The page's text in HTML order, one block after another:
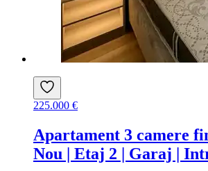
225.000 €
Apartament 3 camere
Nou | Etaj 2 | Garaj |